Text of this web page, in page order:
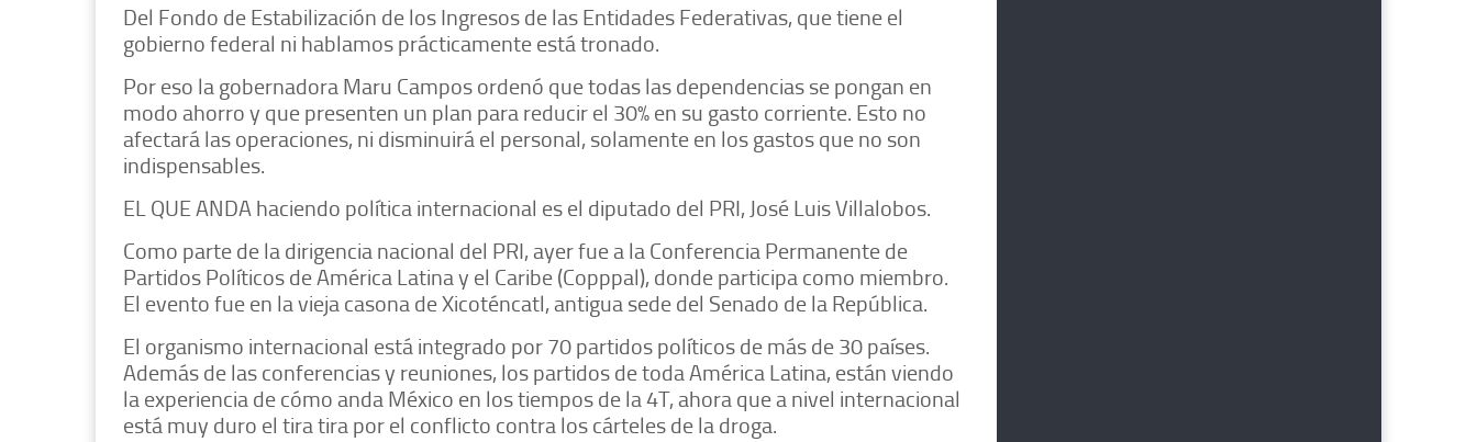
Del Fondo de Estabilización de los Ingresos de las Entidades Federativas, que tiene el
gobierno federal ni hablamos prácticamente está tronado.
Por eso la gobernadora Maru Campos ordenó que todas las dependencias se pongan en
modo ahorro y que presenten un plan para reducir el 30% en su gasto corriente. Esto no
afectará las operaciones, ni disminuirá el personal, solamente en los gastos que no son
indispensables.
EL QUE ANDA haciendo política internacional es el diputado del PRI, José Luis Villalobos.
Como parte de la dirigencia nacional del PRI, ayer fue a la Conferencia Permanente de
Partidos Políticos de América Latina y el Caribe (Copppal), donde participa como miembro.
El evento fue en la vieja casona de Xicoténcatl, antigua sede del Senado de la República.
El organismo internacional está integrado por 70 partidos políticos de más de 30 países.
Además de las conferencias y reuniones, los partidos de toda América Latina, están viendo
la experiencia de cómo anda México en los tiempos de la 4T, ahora que a nivel internacional
está muy duro el tira tira por el conflicto contra los cárteles de la droga.